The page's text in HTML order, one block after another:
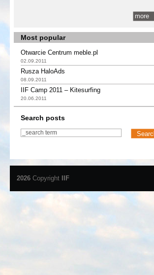
more
Most popular
Otwarcie Centrum meble.pl
02.09.2011
Rusza HaloAds
08.09.2011
IIF Camp 2011 – Kitesurfing
20.06.2011
Search posts
2026 Copyright IIF